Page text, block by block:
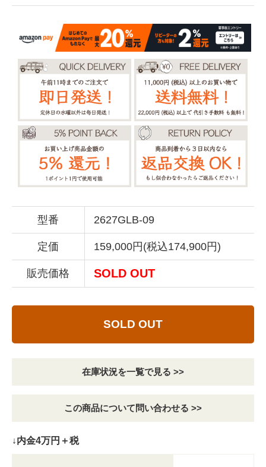
型番 2627GLB-09
定価 159,000円(税込174,900円)
販売価格 SOLD OUT
SOLD OUT
在庫状況を一覧で見る >>
この商品について問い合わせる >>
↓内金4万円＋税